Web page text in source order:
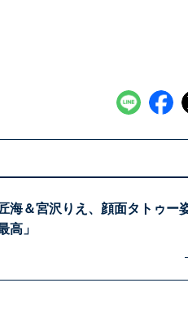
海＆宮沢りえ、顔面タトゥー
高」